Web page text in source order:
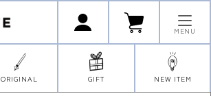
グ
イ
カ
ー
ト MENU
ORIGINAL GIFT NEW ITEM